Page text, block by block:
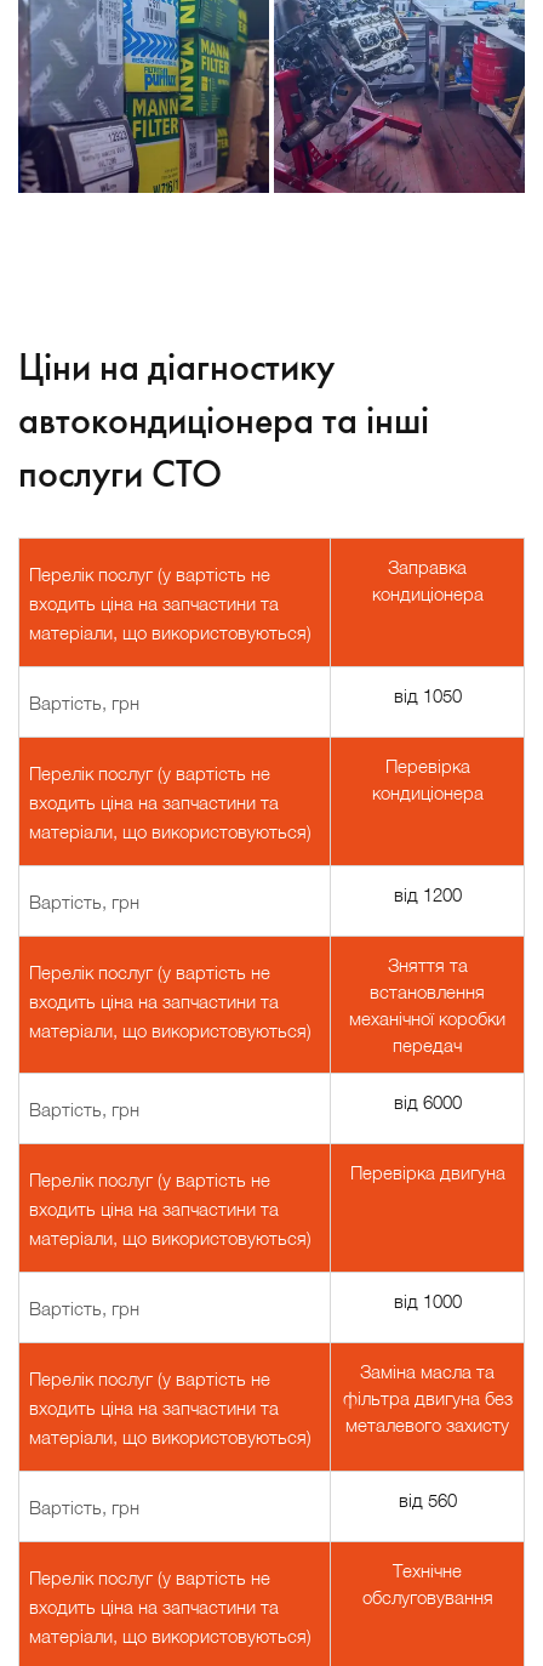
Ціни на діагностику
автокондиціонера та інші
послуги СТО
Перелік послуг (у вартість не
входить ціна на запчастини та
матеріали, що використовуються)
Заправка
кондиціонера
Вартість, грн від 1050
Перелік послуг (у вартість не
входить ціна на запчастини та
матеріали, що використовуються)
Перевірка
кондиціонера
Вартість, грн від 1200
Перелік послуг (у вартість не
входить ціна на запчастини та
матеріали, що використовуються)
Зняття та
встановлення
механічної коробки
передач
Вартість, грн від 6000
Перелік послуг (у вартість не
входить ціна на запчастини та
матеріали, що використовуються)
Перевірка двигуна
Вартість, грн від 1000
Перелік послуг (у вартість не
входить ціна на запчастини та
матеріали, що використовуються)
Заміна масла та
фільтра двигуна без
металевого захисту
Вартість, грн від 560
Перелік послуг (у вартість не
входить ціна на запчастини та
матеріали, що використовуються)
Технічне
обслуговування